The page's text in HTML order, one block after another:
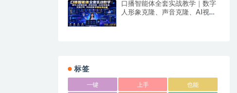
口播智能体全套实战教学｜数字
人形象克隆、声音克隆、AI视频
标签
一键 上手 也能